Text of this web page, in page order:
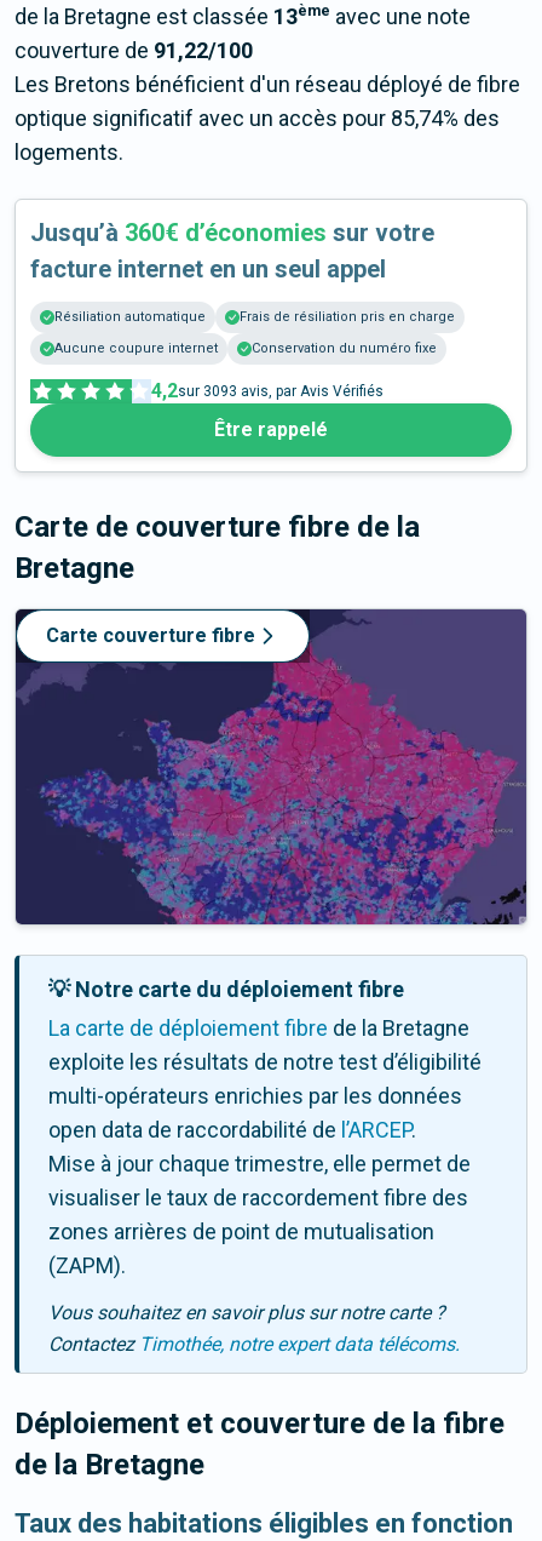
de la Bretagne est classée 13ème avec une note
couverture de 91,22/100
Les Bretons bénéficient d'un réseau déployé de fibre
optique significatif avec un accès pour 85,74% des
logements.
Jusqu’à 360€ d’économies sur votre
facture internet en un seul appel
Résiliation automatique
Frais de résiliation pris en charge
Aucune coupure internet
Conservation du numéro fixe
4,2sur 3093 avis, par Avis Vérifiés
Être rappelé
Carte de couverture fibre de la
Bretagne
Carte couverture fibre
💡 Notre carte du déploiement fibre
La carte de déploiement fibre de la Bretagne
exploite les résultats de notre test d’éligibilité
multi-opérateurs enrichies par les données
open data de raccordabilité de l’ARCEP.
Mise à jour chaque trimestre, elle permet de
visualiser le taux de raccordement fibre des
zones arrières de point de mutualisation
(ZAPM).
Vous souhaitez en savoir plus sur notre carte ?
Contactez Timothée, notre expert data télécoms.
Déploiement et couverture de la fibre
de la Bretagne
Taux des habitations éligibles en fonction